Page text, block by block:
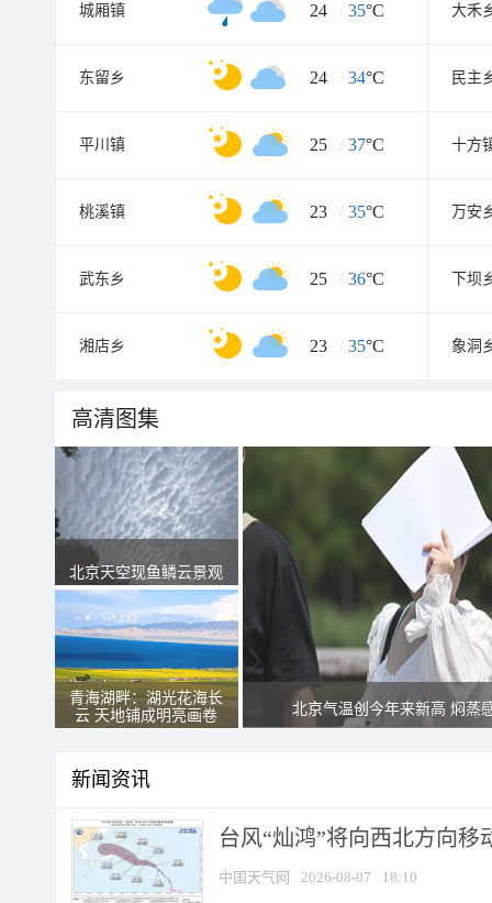
城厢镇 24 / 35°C 大禾
东留乡 24 / 34°C 民主
平川镇 25 / 37°C 十方
桃溪镇 23 / 35°C 万安
武东乡 25 / 36°C 下坝
湘店乡 23 / 35°C 象洞
高清图集
北京天空现鱼鳞云景观
青海湖畔：湖光花海长
云 天地铺成明亮画卷
北京气温创今年来新高 焖蒸
新闻资讯
台风“灿鸿”将向西北方向移
中国天气网 2026-08-07 18:10